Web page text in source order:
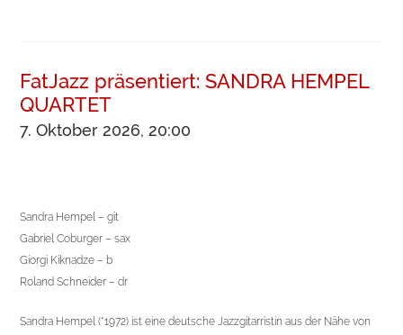
FatJazz präsentiert: SANDRA HEMPEL
QUARTET
7. Oktober 2026, 20:00
Sandra Hempel – git
Gabriel Coburger – sax
Giorgi Kiknadze – b
Roland Schneider – dr
Sandra Hempel (*1972) ist eine deutsche Jazzgitarristin aus der Nähe von